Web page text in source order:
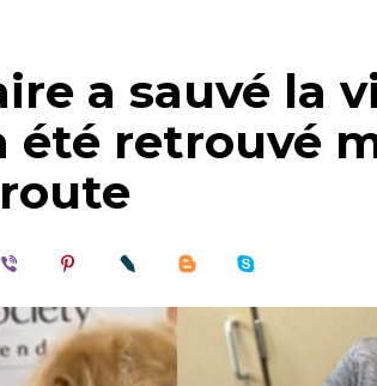
a sauvé la
été retrouvé